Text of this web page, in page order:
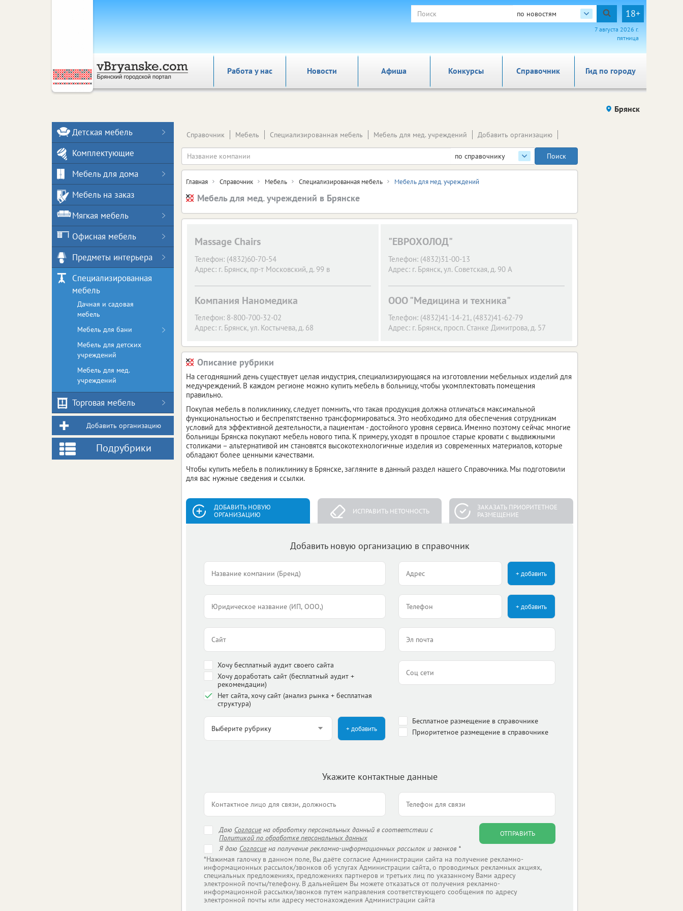
по новостям 18+
7 августа 2026 г.
пятница
Работа у нас Новости Афиша Справочник Гид по городу
Конкурсы
Брянск
по справочнику
Справочник Мебель Специализированная мебель Мебель для мед. учреждений Добавить организацию
Главная Справочник Мебель Специализированная мебель Мебель для мед. учреждений
Мебель для мед. учреждений в Брянске
Massage Chairs
Телефон: (4832)60-70-54
Адрес: г. Брянск, пр-т Московский, д. 99 в
"ЕВРОХОЛОД"
Телефон: (4832)31-00-13
Адрес: г. Брянск, ул. Советская, д. 90 A
Компания Наномедика
Телефон: 8-800-700-32-02
Адрес: г. Брянск, ул. Костычева, д. 68
ООО "Медицина и техника"
Телефон: (4832)41-14-21, (4832)41-62-79
Адрес: г. Брянск, просп. Станке Димитрова, д. 57
Описание рубрики
На сегодняшний день существует целая индустрия, специализирующаяся на изготовлении мебельных изделий для
медучреждений. В каждом регионе можно купить мебель в больницу, чтобы укомплектовать помещения
правильно.
Покупая мебель в поликлинику, следует помнить, что такая продукция должна отличаться максимальной
функциональностью и беспрепятственно трансформироваться. Это необходимо для обеспечения сотрудникам
условий для эффективной деятельности, а пациентам - достойного уровня сервиса. Именно поэтому сейчас многие
больницы Брянска покупают мебель нового типа. К примеру, уходят в прошлое старые кровати с выдвижными
столиками – альтернативой им становятся высокотехнологичные изделия из современных материалов, которые
обладают более ценными качествами.
Чтобы купить мебель в поликлинику в Брянске, загляните в данный раздел нашего Справочника. Мы подготовили
для вас нужные сведения и ссылки.
ДОБАВИТЬ НОВУЮ
ОРГАНИЗАЦИЮ
ИСПРАВИТЬ НЕТОЧНОСТЬ
ЗАКАЗАТЬ ПРИОРИТЕТНОЕ
РАЗМЕЩЕНИЕ
Добавить новую организацию в справочник
+ добавить
+ добавить
Хочу бесплатный аудит своего сайта
Хочу доработать сайт (бесплатный аудит +
рекомендации)
Нет сайта, хочу сайт (анализ рынка + бесплатная
структура)
+ добавить
Бесплатное размещение в справочнике
Приоритетное размещение в справочнике
Укажите контактные данные
Даю Согласиена обработку персональных данный в соответствии с
Политикой по обработке персональных данных
ОТПРАВИТЬ
Я даю Согласиена получение рекламно-информационных рассылок и звонков *
*Нажимая галочку в данном поле, Вы даёте согласие Администрации сайта на получение рекламно-
информационных рассылок/звонков об услугах Администрации сайта, о проводимых рекламных акциях,
специальных предложениях, предложениях партнеров и третьих лиц по указанному Вами адресу
электронной почты/телефону. В дальнейшем Вы можете отказаться от получения рекламно-
информационной рассылки/звонков путем направления соответствующего сообщения по адресу
электронной почты или адресу местонахождения Администрации сайта
Детская мебель
Комплектующие
Мебель для дома
Мебель на заказ
Мягкая мебель
Офисная мебель
Предметы интерьера
Специализированная
мебель
Дачная и садовая
мебель
Мебель для бани
Мебель для детских
учреждений
Мебель для мед.
учреждений
Торговая мебель
Добавить организацию
Подрубрики